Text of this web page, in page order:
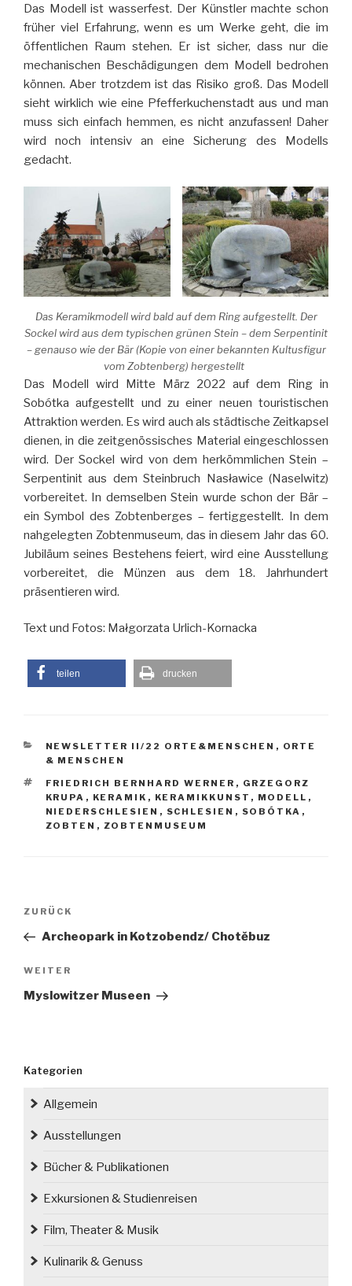
Das Modell ist wasserfest. Der Künstler machte schon
früher viel Erfahrung, wenn es um Werke geht, die im
öffentlichen Raum stehen. Er ist sicher, dass nur die
mechanischen Beschädigungen dem Modell bedrohen
können. Aber trotzdem ist das Risiko groß. Das Modell
sieht wirklich wie eine Pfefferkuchenstadt aus und man
muss sich einfach hemmen, es nicht anzufassen! Daher
wird noch intensiv an eine Sicherung des Modells
gedacht.
Das Keramikmodell wird bald auf dem Ring aufgestellt. Der
Sockel wird aus dem typischen grünen Stein – dem Serpentinit
– genauso wie der Bär (Kopie von einer bekannten Kultusfigur
vom Zobtenberg) hergestellt
Das Modell wird Mitte März 2022 auf dem Ring in
Sobótka aufgestellt und zu einer neuen touristischen
Attraktion werden. Es wird auch als städtische Zeitkapsel
dienen, in die zeitgenössisches Material eingeschlossen
wird. Der Sockel wird von dem herkömmlichen Stein –
Serpentinit aus dem Steinbruch Nasławice (Naselwitz)
vorbereitet. In demselben Stein wurde schon der Bär –
ein Symbol des Zobtenberges – fertiggestellt. In dem
nahgelegten Zobtenmuseum, das in diesem Jahr das 60.
Jubiläum seines Bestehens feiert, wird eine Ausstellung
vorbereitet, die Münzen aus dem 18. Jahrhundert
präsentieren wird.
Text und Fotos: Małgorzata Urlich-Kornacka
teilen drucken
KATEGORIEN
NEWSLETTER II/22 ORTE&MENSCHEN , ORTE
& MENSCHEN
SCHLAGWÖRTER
FRIEDRICH BERNHARD WERNER , GRZEGORZ
KRUPA , KERAMIK , KERAMIKKUNST , MODELL ,
NIEDERSCHLESIEN , SCHLESIEN , SOBÓTKA ,
ZOBTEN , ZOBTENMUSEUM
Vorheriger
Beitrag
ZURÜCK
Archeopark in Kotzobendz/ Chotěbuz
Nächster
Beitrag
WEITER
Myslowitzer Museen
Kategorien
Allgemein
Ausstellungen
Bücher & Publikationen
Exkursionen & Studienreisen
Film, Theater & Musik
Kulinarik & Genuss